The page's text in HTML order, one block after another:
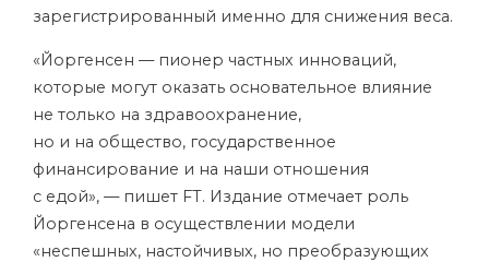
зарегистрированный именно для снижения веса.
«Йоргенсен — пионер частных инноваций,
которые могут оказать основательное влияние
не только на здравоохранение,
но и на общество, государственное
финансирование и на наши отношения
с едой», — пишет FT. Издание отмечает роль
Йоргенсена в осуществлении модели
«неспешных, настойчивых, но преобразующих